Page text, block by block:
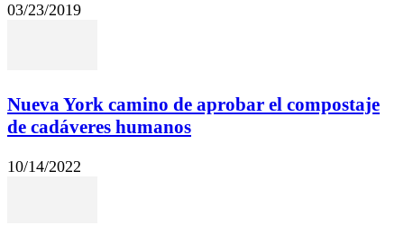
03/23/2019
Nueva York camino de aprobar el compostaje
de cadáveres humanos
10/14/2022